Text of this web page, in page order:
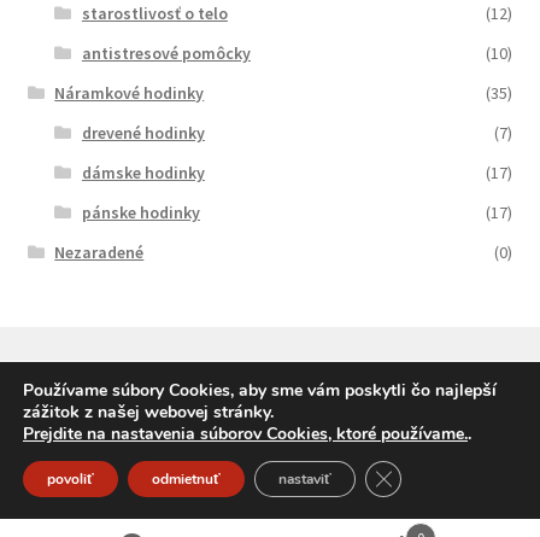
starostlivosť o telo
(12)
antistresové pomôcky
(10)
Náramkové hodinky
(35)
drevené hodinky
(7)
dámske hodinky
(17)
pánske hodinky
(17)
Nezaradené
(0)
© SqueleDarceky.sk 2026
Používame súbory Cookies, aby sme vám poskytli čo najlepší
zážitok z našej webovej stránky.
Prejdite na nastavenia súborov Cookies, ktoré používame..
povoliť odmietnuť nastaviť Close GDPR